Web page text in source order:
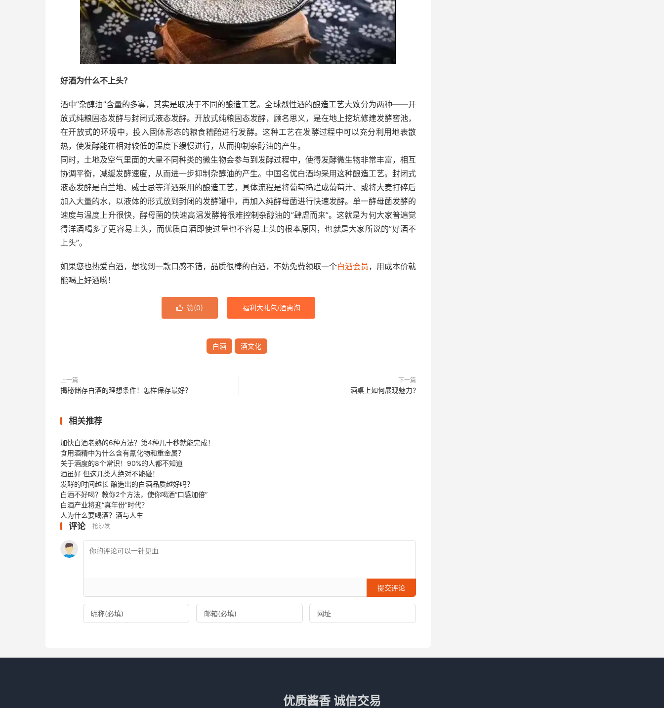
好酒为什么不上头？
酒中”杂醇油”含量的多寡，其实是取决于不同的酿造工艺。全球烈性酒的酿造工艺大致分为两种——开
放式纯粮固态发酵与封闭式液态发酵。开放式纯粮固态发酵，顾名思义，是在地上挖坑修建发酵窖池，
在开放式的环境中，投入固体形态的粮食糟醅进行发酵。这种工艺在发酵过程中可以充分利用地表散
热，使发酵能在相对较低的温度下缓慢进行，从而抑制杂醇油的产生。
同时，土地及空气里面的大量不同种类的微生物会参与到发酵过程中，使得发酵微生物非常丰富，相互
协调平衡，减缓发酵速度，从而进一步抑制杂醇油的产生。中国名优白酒均采用这种酿造工艺。封闭式
液态发酵是白兰地、威士忌等洋酒采用的酿造工艺，具体流程是将葡萄捣烂成葡萄汁、或将大麦打碎后
加入大量的水，以液体的形式放到封闭的发酵罐中，再加入纯酵母菌进行快速发酵。单一酵母菌发酵的
速度与温度上升很快，酵母菌的快速高温发酵将很难控制杂醇油的”肆虐而来”。这就是为何大家普遍觉
得洋酒喝多了更容易上头，而优质白酒即使过量也不容易上头的根本原因，也就是大家所说的”好酒不
上头”。
如果您也热爱白酒，想找到一款口感不错，品质很棒的白酒，不妨免费领取一个白酒会员 ，用成本价就
能喝上好酒哟！
 赞(0) 福利大礼包/酒惠淘
白酒 酒文化
上一篇
揭秘储存白酒的理想条件！怎样保存最好？
下一篇
酒桌上如何展现魅力?
相关推荐
加快白酒老熟的6种方法？第4种几十秒就能完成！
食用酒精中为什么含有氰化物和重金属？
关于酒度的8个常识！90%的人都不知道
酒虽好 但这几类人绝对不能碰！
发酵的时间越长 酿造出的白酒品质越好吗？
白酒不好喝？教你2个方法，使你喝酒“口感加倍”
白酒产业将迎“真年份”时代？
人为什么要喝酒？酒与人生
评论 抢沙发
提交评论
优质酱香 诚信交易